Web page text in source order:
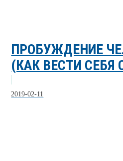
ПРОБУЖДЕНИЕ
(КАК ВЕСТИ СЕБЯ
2019-02-11